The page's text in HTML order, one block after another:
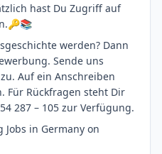
hast Du Zugriff auf
werden? Dann
Sende uns
Auf ein Anschreiben
Für Rückfragen steht Dir
287 – 105 zur Verfügung.
Jobs in Germany on